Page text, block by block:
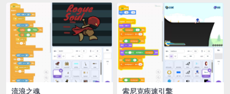
流浪之魂 索尼克疾速引擎